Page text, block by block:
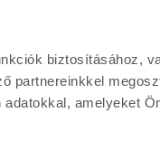
biztosításához,
partnereinkkel
amelyeket